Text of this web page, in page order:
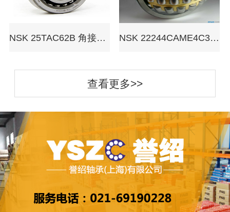
NSK 25TAC62B 角接触球轴承 NSK 22244CAME4C3 调心滚子轴承
查看更多>>